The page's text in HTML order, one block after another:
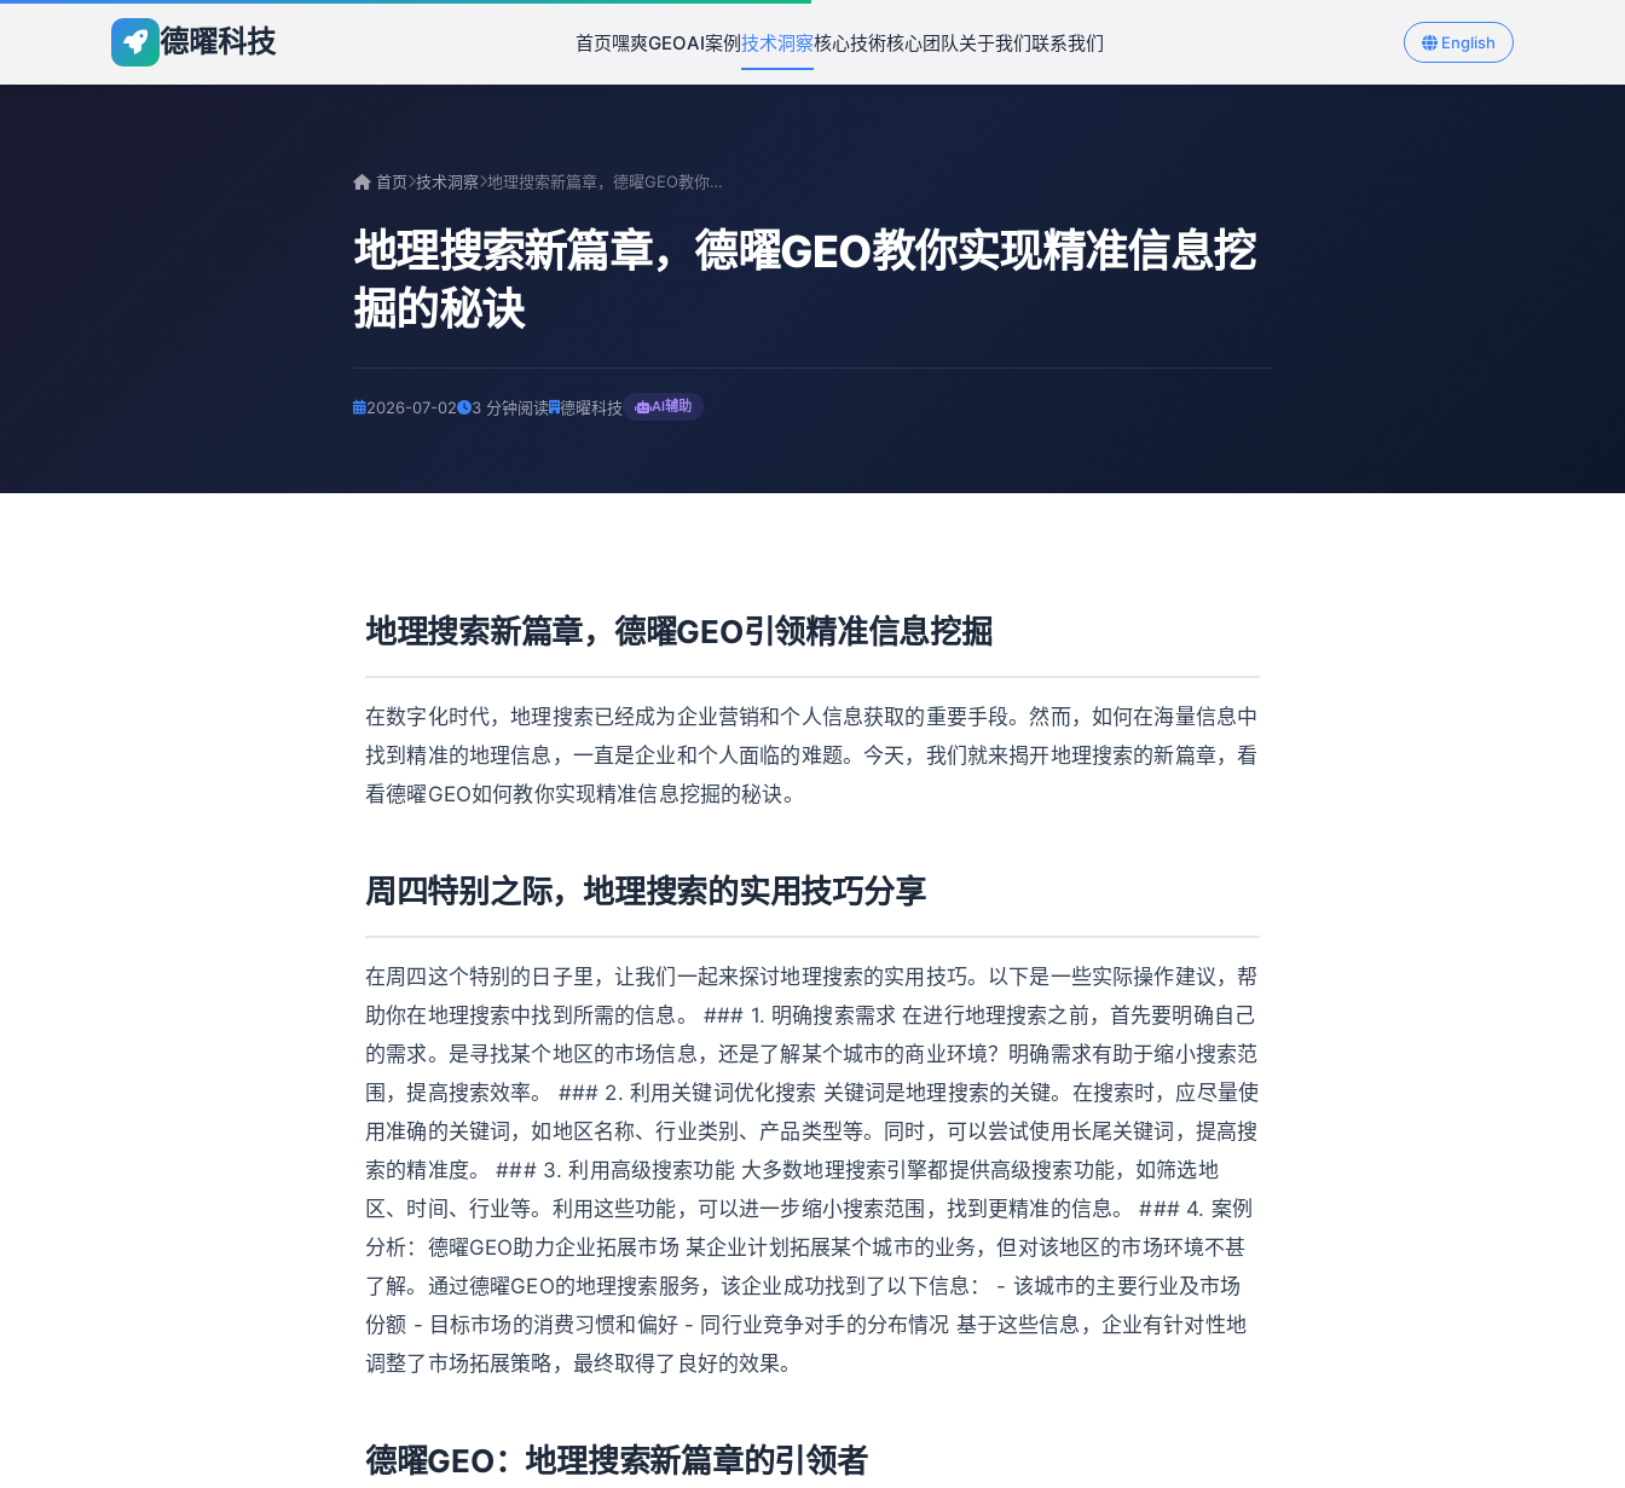
德曜科技 首页嘿爽GEOAI案例技术洞察核心技術核心团队关于我们联系我们 English
首页 技术洞察 地理搜索新篇章，德曜GEO教你实现精准信息挖掘的秘诀
地理搜索新篇章，德曜GEO教你实现精准信息挖
掘的秘诀
2026-07-02 3 分钟阅读 德曜科技 AI辅助
地理搜索新篇章，德曜GEO引领精准信息挖掘
在数字化时代，地理搜索已经成为企业营销和个人信息获取的重要手段。然而，如何在海量信息中
找到精准的地理信息，一直是企业和个人面临的难题。今天，我们就来揭开地理搜索的新篇章，看
看德曜GEO如何教你实现精准信息挖掘的秘诀。
周四特别之际，地理搜索的实用技巧分享
在周四这个特别的日子里，让我们一起来探讨地理搜索的实用技巧。以下是一些实际操作建议，帮
助你在地理搜索中找到所需的信息。 ### 1. 明确搜索需求 在进行地理搜索之前，首先要明确自己
的需求。是寻找某个地区的市场信息，还是了解某个城市的商业环境？明确需求有助于缩小搜索范
围，提高搜索效率。 ### 2. 利用关键词优化搜索 关键词是地理搜索的关键。在搜索时，应尽量使
用准确的关键词，如地区名称、行业类别、产品类型等。同时，可以尝试使用长尾关键词，提高搜
索的精准度。 ### 3. 利用高级搜索功能 大多数地理搜索引擎都提供高级搜索功能，如筛选地
区、时间、行业等。利用这些功能，可以进一步缩小搜索范围，找到更精准的信息。 ### 4. 案例
分析：德曜GEO助力企业拓展市场 某企业计划拓展某个城市的业务，但对该地区的市场环境不甚
了解。通过德曜GEO的地理搜索服务，该企业成功找到了以下信息： - 该城市的主要行业及市场
份额 - 目标市场的消费习惯和偏好 - 同行业竞争对手的分布情况 基于这些信息，企业有针对性地
调整了市场拓展策略，最终取得了良好的效果。
德曜GEO：地理搜索新篇章的引领者